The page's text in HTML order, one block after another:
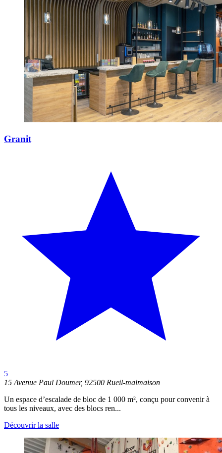
Granit
5
15 Avenue Paul Doumer, 92500 Rueil-malmaison
Un espace d’escalade de bloc de 1 000 m², conçu pour convenir à
tous les niveaux, avec des blocs ren...
Découvrir la salle